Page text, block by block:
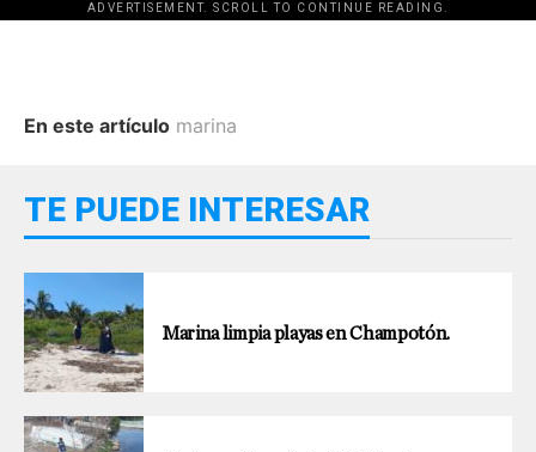
ADVERTISEMENT. SCROLL TO CONTINUE READING.
En este artículo marina
TE PUEDE INTERESAR
Marina limpia playas en Champotón.